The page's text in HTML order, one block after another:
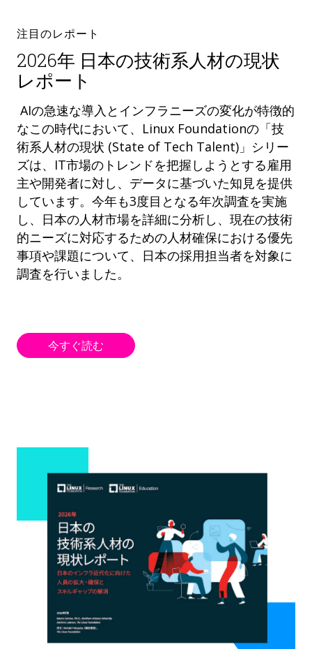
注目のレポート
2026年 日本の技術系人材の現状
レポート
AIの急速な導入とインフラニーズの変化が特徴的
なこの時代において、Linux Foundationの「技
術系人材の現状 (State of Tech Talent)」シリー
ズは、IT市場のトレンドを把握しようとする雇用
主や開発者に対し、データに基づいた知見を提供
しています。今年も3度目となる年次調査を実施
し、日本の人材市場を詳細に分析し、現在の技術
的ニーズに対応するための人材確保における優先
事項や課題について、日本の採用担当者を対象に
調査を行いました。
今すぐ読む